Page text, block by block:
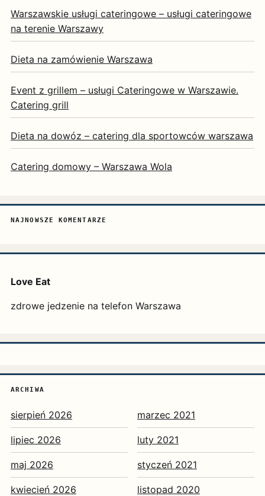
Warszawskie usługi cateringowe – usługi cateringowe
na terenie Warszawy
Dieta na zamówienie Warszawa
Event z grillem – usługi Cateringowe w Warszawie.
Catering grill
Dieta na dowóz – catering dla sportowców warszawa
Catering domowy – Warszawa Wola
NAJNOWSZE KOMENTARZE
Love Eat
zdrowe jedzenie na telefon Warszawa
ARCHIWA
sierpień 2026
lipiec 2026
maj 2026
kwiecień 2026
marzec 2021
luty 2021
styczeń 2021
listopad 2020